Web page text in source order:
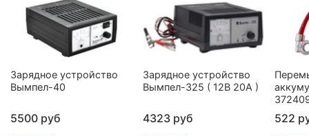
Зарядное устройство
Вымпел-40
5500 руб
Зарядное устройство
Вымпел-325 ( 12В 20А )
4323 руб 522